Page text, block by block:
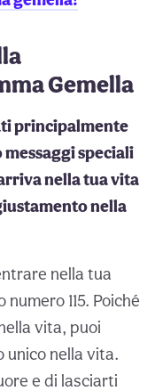
Gemella
principalmente
speciali
nella tua vita
nella
nella tua
115. Poiché
vita, puoi
nella vita.
e di lasciarti